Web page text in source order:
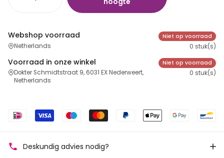
Webshop voorraad
Netherlands
Niet op voorraad
0 stuk(s)
Voorraad in onze winkel
Dokter Schmidtstraat 9, 6031 EX Nederweert,
Netherlands
Niet op voorraad
0 stuk(s)
Deskundig advies nodig?